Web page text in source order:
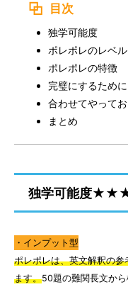
目次
独学可能度
ポレポレのレベル
ポレポレの特徴
完璧にするため
合わせてやって
まとめ
独学可能度
・インプット型
ポレポレは、英文解釈の
ます。50題の難関長文か